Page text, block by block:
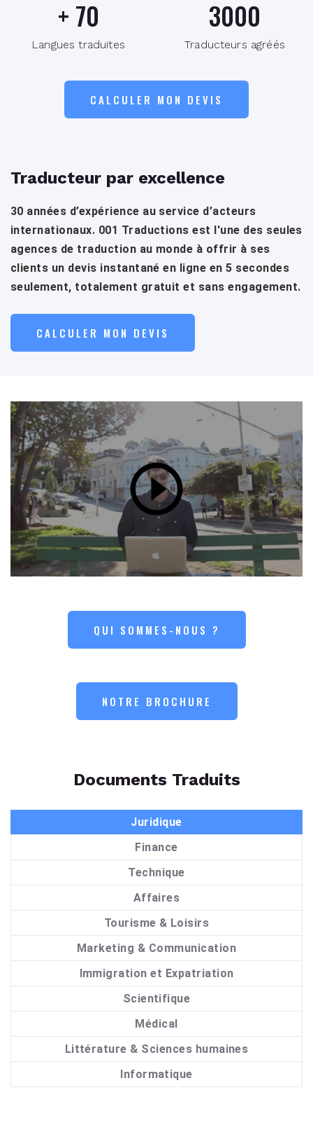
+ 70
Langues traduites
3000
Traducteurs agréés
CALCULER MON DEVIS
Traducteur par excellence
30 années d’expérience au service d’acteurs
internationaux. 001 Traductions est l'une des seules
agences de traduction au monde à offrir à ses
clients un devis instantané en ligne en 5 secondes
seulement, totalement gratuit et sans engagement.
CALCULER MON DEVIS
QUI SOMMES-NOUS ?
NOTRE BROCHURE
Documents Traduits
Juridique
Finance
Technique
Affaires
Tourisme & Loisirs
Marketing & Communication
Immigration et Expatriation
Scientifique
Médical
Littérature & Sciences humaines
Informatique